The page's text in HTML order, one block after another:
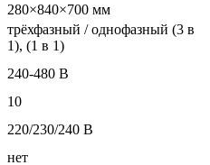
280×840×700 мм
трёхфазный / однофазный (3 в
1), (1 в 1)
240-480 В
10
220/230/240 В
нет